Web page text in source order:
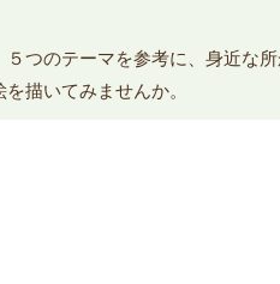
つのテーマを参考に、身近な
描いてみませんか。